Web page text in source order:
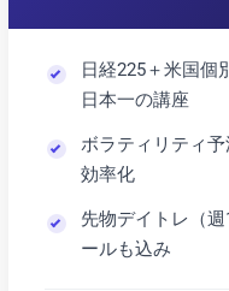
日経225＋米国個
日本一の講座
ボラティリティ
効率化
先物デイトレ（
ールも込み